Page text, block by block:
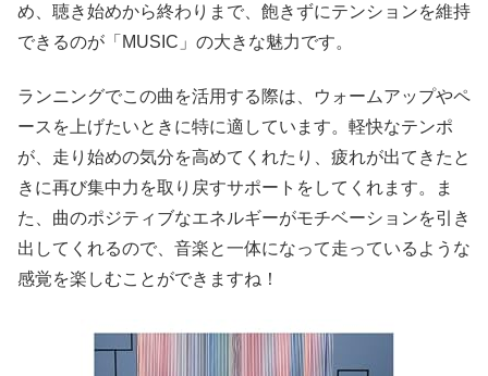
め、聴き始めから終わりまで、飽きずにテンションを維持
できるのが「MUSIC」の大きな魅力です。
ランニングでこの曲を活用する際は、ウォームアップやペ
ースを上げたいときに特に適しています。軽快なテンポ
が、走り始めの気分を高めてくれたり、疲れが出てきたと
きに再び集中力を取り戻すサポートをしてくれます。ま
た、曲のポジティブなエネルギーがモチベーションを引き
出してくれるので、音楽と一体になって走っているような
感覚を楽しむことができますね！